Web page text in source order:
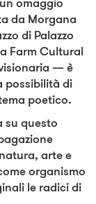
da Morgana
di Palazzo
Farm Cultural
— è
possibilità di
poetico.
su questo
arte e
organismo
le radici di